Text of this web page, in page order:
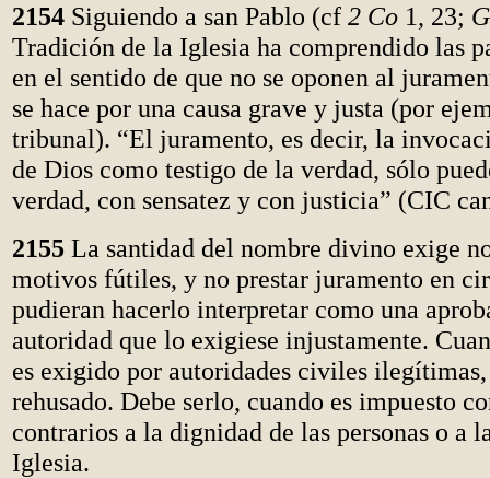
2154 Siguiendo a san Pablo (cf 2 Co 1, 23;
Tradición de la Iglesia ha comprendido las
en el sentido de que no se oponen al
se hace por una causa grave y justa (por
tribunal). “El juramento, es decir, la
de Dios como testigo de la verdad, sólo
verdad, con sensatez y con justicia” (CIC
2155 La santidad del nombre divino exige
motivos fútiles, y no prestar juramento en
pudieran hacerlo interpretar como una
autoridad que lo exigiese injustamente.
es exigido por autoridades civiles ilegítimas,
rehusado. Debe serlo, cuando es impuesto
contrarios a la dignidad de las personas o a
Iglesia.